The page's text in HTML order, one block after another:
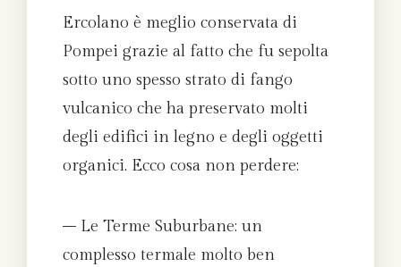
Ercolano è meglio conservata di
Pompei grazie al fatto che fu sepolta
sotto uno spesso strato di fango
vulcanico che ha preservato molti
degli edifici in legno e degli oggetti
organici. Ecco cosa non perdere:
– Le Terme Suburbane: un
complesso termale molto ben